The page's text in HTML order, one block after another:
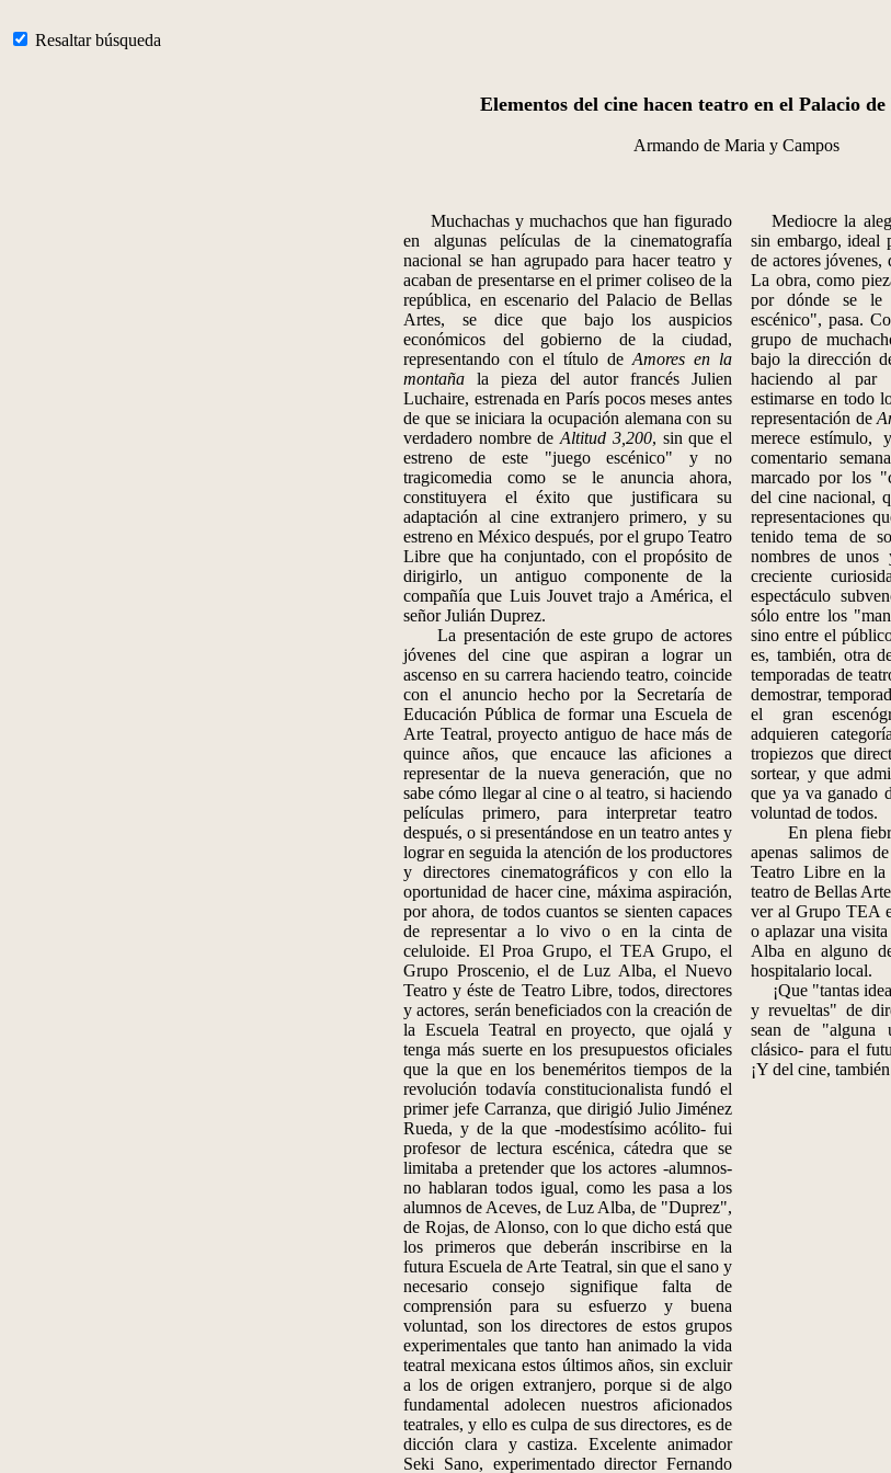
Resaltar búsqueda
Elementos del cine hacen teatro en el Palacio
Armando de Maria y Campos
Muchachas y muchachos que han figurado
en algunas películas de la cinematografía
nacional se han agrupado para hacer teatro y
acaban de presentarse en el primer coliseo de la
república, en escenario del Palacio de Bellas
Artes, se dice que bajo los auspicios
económicos del gobierno de la ciudad,
representando con el título de Amores en la
montaña la pieza del autor francés Julien
Luchaire, estrenada en París pocos meses antes
de que se iniciara la ocupación alemana con su
verdadero nombre deAltitud 3,200, sin que el
estreno de este "juego escénico" y no
tragicomedia como se le anuncia ahora,
constituyera el éxito que justificara su
adaptación al cine extranjero primero, y su
estreno en México después, por el grupo Teatro
Libre que ha conjuntado, con el propósito de
dirigirlo, un antiguo componente de la
compañía que Luis Jouvet trajo a América, el
señor Julián Duprez.
La presentación de este grupo de actores
jóvenes del cine que aspiran a lograr un
ascenso en su carrera haciendo teatro, coincide
con el anuncio hecho por la Secretaría de
Educación Pública de formar una Escuela de
Arte Teatral, proyecto antiguo de hace más de
quince años, que encauce las aficiones a
representar de la nueva generación, que no
sabe cómo llegar al cine o al teatro, si haciendo
películas primero, para interpretar teatro
después, o si presentándose en un teatro antes y
lograr en seguida la atención de los productores
y directores cinematográficos y con ello la
oportunidad de hacer cine, máxima aspiración,
por ahora, de todos cuantos se sienten capaces
de representar a lo vivo o en la cinta de
celuloide. El Proa Grupo, el TEA Grupo, el
Grupo Proscenio, el de Luz Alba, el Nuevo
Teatro y éste de Teatro Libre, todos, directores
y actores, serán beneficiados con la creación de
la Escuela Teatral en proyecto, que ojalá y
tenga más suerte en los presupuestos oficiales
que la que en los beneméritos tiempos de la
revolución todavía constitucionalista fundó el
primer jefe Carranza, que dirigió Julio Jiménez
Rueda, y de la que -modestísimo acólito- fui
profesor de lectura escénica, cátedra que se
limitaba a pretender que los actores -alumnos-
no hablaran todos igual, como les pasa a los
alumnos de Aceves, de Luz Alba, de "Duprez",
de Rojas, de Alonso, con lo que dicho está que
los primeros que deberán inscribirse en la
futura Escuela de Arte Teatral, sin que el sano y
necesario consejo signifique falta de
comprensión para su esfuerzo y buena
voluntad, son los directores de estos grupos
experimentales que tanto han animado la vida
teatral mexicana estos últimos años, sin excluir
a los de origen extranjero, porque si de algo
fundamental adolecen nuestros aficionados
teatrales, y ello es culpa de sus directores, es de
dicción clara y castiza. Excelente animador
Seki Sano, experimentado director Fernando
Mediocre la
sin embargo, ideal
de actores jóvenes,
La obra, como
por dónde se le
escénico", pasa.
grupo de
bajo la dirección
haciendo al par
estimarse en todo
representación de
merece estímulo,
comentario
marcado por los
del cine nacional,
representaciones
tenido tema de
nombres de unos
creciente
espectáculo
sólo entre los
sino entre el
es, también, otra
temporadas de
demostrar,
el gran
adquieren
tropiezos que
sortear, y que
que ya va ganado
voluntad de todos.
En plena fiebre
apenas salimos
Teatro Libre en la
teatro de Bellas
ver al Grupo TEA
o aplazar una
Alba en alguno
hospitalario local.
¡Que "tantas
y revueltas" de
sean de "alguna
clásico- para el
¡Y del cine,